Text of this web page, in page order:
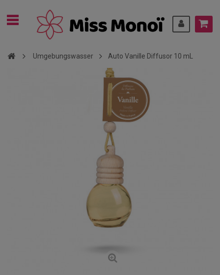
Umgebungswasser Auto Vanille Diffusor 10 mL